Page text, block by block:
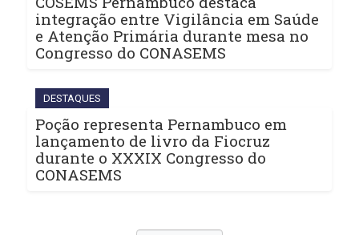
integração entre Vigilância em Saúde
e Atenção Primária durante mesa no
Congresso do CONASEMS
DESTAQUES
Poção representa Pernambuco em
lançamento de livro da Fiocruz
durante o XXXIX Congresso do
CONASEMS